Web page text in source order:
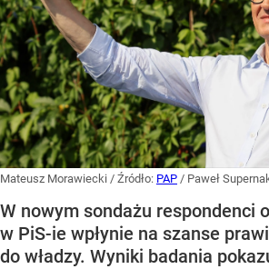
Mateusz Morawiecki / Źródło: PAP / Paweł
W nowym sondażu respondenci
w PiS-ie wpłynie na szanse
do władzy. Wyniki badania